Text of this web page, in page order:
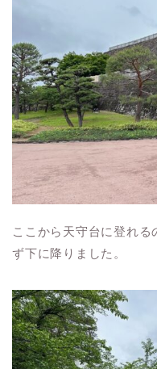
ここから天守台に登れ
ず下に降りました。